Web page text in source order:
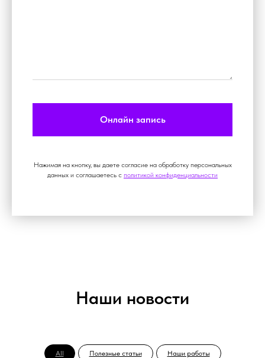
Онлайн запись
Нажимая на кнопку, вы даете согласие на обработку персональных
данных и соглашаетесь c политикой конфиденциальности
Наши новости
All Полезные статьи Наши работы